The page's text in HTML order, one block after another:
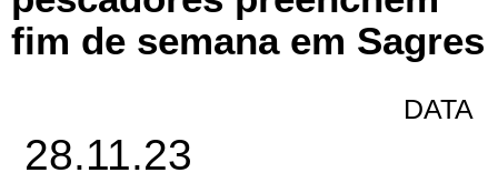
fim de semana em Sagres
DATA
28.11.23